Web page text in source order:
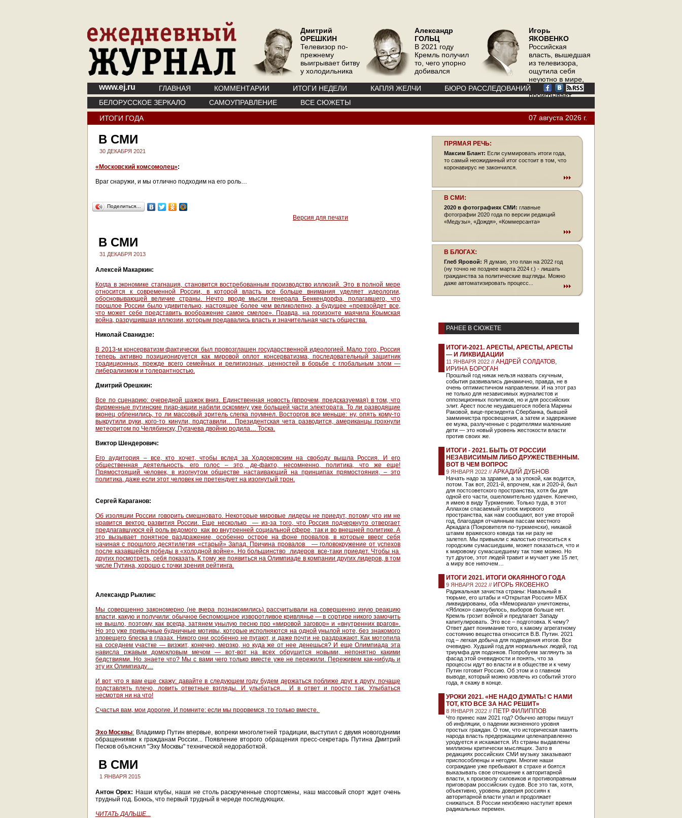
Дмитрий
ОРЕШКИН
Телевизор по-
прежнему
выигрывает битву
у холодильника
Александр
ГОЛЬЦ
В 2021 году
Кремль получил
то, чего упорно
добивался
Игорь
ЯКОВЕНКО
Российская
власть, вышедшая
из телевизора,
ощутила себя
неуютно в мире,
где телевизор
проигрывает
www.ej.ru ГЛАВНАЯ КОММЕНТАРИИ ИТОГИ НЕДЕЛИ КАПЛЯ ЖЕЛЧИ
БЮРО РАССЛЕДОВАНИЙ
БЕЛОРУССКОЕ ЗЕРКАЛО
САМОУПРАВЛЕНИЕ
ВСЕ СЮЖЕТЫ
ИТОГИ ГОДА
07 августа 2026 г.
В СМИ
30 ДЕКАБРЯ 2021
«Московский комсомолец»:
Враг снаружи, и мы отлично подходим на его роль…
Поделиться…
Версия для печати
В СМИ
31 ДЕКАБРЯ 2013
Алексей Макаркин:
Когда в экономике стагнация, становится востребованным производство иллюзий. Это в полной мере
относится к современной России, в которой власть все больше внимания уделяет идеологии,
обосновывающей величие страны. Нечто вроде мысли генерала Бенкендорфа, полагавшего, что
прошлое России было удивительно, настоящее более чем великолепно, а будущее «превзойдет все,
что может себе представить воображение самое смелое». Правда, на горизонте маячила Крымская
война, разрушившая иллюзии, которым предавались власть и значительная часть общества.
Николай Сванидзе:
В 2013-м консерватизм фактически был провозглашен государственной идеологией. Мало того, Россия
теперь активно позиционируется как мировой оплот консерватизма, последовательный защитник
традиционных, прежде всего семейных и религиозных, ценностей в борьбе с глобальным злом —
либерализмом и толерантностью.
Дмитрий Орешкин:
Все по сценарию: очередной шажок вниз. Единственная новость (впрочем, предсказуемая) в том, что
фирменные путинские пиар-акции набили оскомину уже большей части электората. То ли разводящие
вконец обленились, то ли массовый зритель слегка поумнел. Восторгов все меньше: ну, опять кому-то
выкрутили руки, кого-то кинули, подставили… Президентская чета разводится, американцы грохнули
метеоритом по Челябинску, Пугачева двойню родила… Тоска.
Виктор Шендерович:
Его аудитория – все, кто хочет, чтобы вслед за Ходорковским на свободу вышла Россия. И его
общественная деятельность, его голос – это, де-факто, несомненно, политика, что же еще!
Прямостоящий человек, в изогнутом обществе настаивающий на принципах прямостояния, – это
политика, даже если этот человек не претендует на изогнутый трон.
Сергей Караганов:
Об изоляции России говорить смешновато. Некоторые мировые лидеры не приедут, потому что им не
нравится вектор развития России. Еще несколько — из-за того, что Россия подчеркнуто отвергает
предлагавшуюся ей роль ведомого как во внутренней социальной сфере, так и во внешней политике. А
это вызывает понятное раздражение, особенно острое на фоне провалов, в которые вверг себя
начиная с прошлого десятилетия «старый» Запад. Причина провалов — головокружение от успехов
после казавшейся победы в «холодной войне». Но большинство лидеров все-таки приедет. Чтобы на
других посмотреть, себя показать. К тому же появиться на Олимпиаде в компании других лидеров, в том
числе Путина, хорошо с точки зрения рейтинга.
Александр Рыклин:
Мы совершенно закономерно (не вчера познакомились) рассчитывали на совершенно иную реакцию
власти, какую и получили: обычное беспомощное изворотливое кривлянье — в сортире никого замочить
не вышло, поэтому, как всегда, затянем унылую песню про «мировой заговор» и «внутренних врагов».
Но это уже привычные будничные мотивы, которые исполняются на одной унылой ноте, без знакомого
зловещего блеска в глазах. Никого они особенно не пугают, и даже почти не раздражают. Как мотопила
на соседнем участке — визжит, конечно, мерзко, но куда же от нее денешься? И еще Олимпиада эта
нависла ржавым домокловым мечом — вот-вот на всех обрушится новыми, непонятно какими
бедствиями. Но знаете что? Мы с вами чего только вместе уже не пережили. Переживем как-нибудь и
эту их Олимпиаду…
И вот что я вам еще скажу: давайте в следующем году будем держаться поближе друг к другу, почаще
подставлять плечо, ловить ответные взгляды. И улыбаться… И в ответ и просто так. Улыбаться
несмотря ни на что!
Счастья вам, мои дорогие. И помните: если мы прорвемся, то только вместе.
Эхо Москвы: Владимир Путин впервые, вопреки многолетней традиции, выступил с двумя новогодними
обращениями к гражданам России... Появление второго обращения пресс-секретарь Путина Дмитрий
Песков объяснил "Эху Москвы" технической недоработкой.
В СМИ
1 ЯНВАРЯ 2015
Антон Орех: Наши клубы, наши не столь раскрученные спортсмены, наш массовый спорт ждет очень
трудный год. Боюсь, что первый трудный в череде последующих.
ЧИТАТЬ ДАЛЬШЕ...
ПРЯМАЯ РЕЧЬ:
Максим Блант: Если суммировать итоги года,
то самый неожиданный итог состоит в том, что
коронавирус не закончился.
В СМИ:
2020 в фотографиях СМИ: главные
фотографии 2020 года по версии редакций
«Медузы», «Дождя», «Коммерсанта»
В БЛОГАХ:
Глеб Яровой: Я думаю, это план на 2022 год
(ну точно не позднее марта 2024 г.) - лишать
гражданства за политические вщгляды. Можно
даже автоматизировать процесс...
РАНЕЕ В СЮЖЕТЕ
ИТОГИ-2021. АРЕСТЫ, АРЕСТЫ, АРЕСТЫ
— И ЛИКВИДАЦИИ
11 ЯНВАРЯ 2022 // АНДРЕЙ СОЛДАТОВ,
ИРИНА БОРОГАН
Прошлый год никак нельзя назвать скучным,
события развивались динамично, правда, не в
очень оптимистичном направлении. И на этот раз
не только для независимых журналистов и
оппозиционных политиков, но и для российских
элит. Арест после неудавшегося побега Марины
Раковой, вице-президента Сбербанка, бывшей
замминистра просвещения, а затем и задержание
ее мужа, разлученные с родителями маленькие
дети — это новый уровень жестокости власти
против своих же.
ИТОГИ - 2021. БЫТЬ ОТ РОССИИ
НЕЗАВИСИМЫМ ЛИБО ДРУЖЕСТВЕННЫМ.
ВОТ В ЧЕМ ВОПРОС
9 ЯНВАРЯ 2022 // АРКАДИЙ ДУБНОВ
Начать надо за здравие, а за упокой, как водится,
потом. Так вот, 2021-й, впрочем, как и 2020-й, был
для постсоветского пространства, хотя бы для
одной его части, ошеломительно удачен. Конечно,
я имею в виду Туркмению. Только туда, в этот
Аллахом спасаемый уголок мирового
пространства, как нам сообщают, вот уже второй
год, благодаря отчаянным пассам местного
Аркадага (Покровителя по-туркменски), никакой
штамм вражеского ковида так ни разу не
залетел. Мы привыкли с жалостью относиться к
городским сумасшедшим, может показаться, что и
к мировому сумасшедшему так тоже можно. Но
тут другое, этот людей травит и мучает уже 15 лет,
а миру все нипочем…
ИТОГИ 2021. ИТОГИ ОКАЯННОГО ГОДА
9 ЯНВАРЯ 2022 // ИГОРЬ ЯКОВЕНКО
Радикальная зачистка страны: Навальный в
тюрьме, его штабы и «Открытая Россия» МБХ
ликвидированы, оба «Мемориала» уничтожены,
«Яблоко» самоубилось, выборов больше нет.
Кремль грозит войной и предлагает Западу
капитулировать. Это все – подготовка. К чему?
Ответ дает понимание того, к какому агрегатному
состоянию вещества относится В.В. Путин. 2021
год – легкая добыча для подведения итогов. Все
очевидно. Худший год для нормальных людей, год
триумфа для подонков. Попробуем заглянуть за
фасад этой очевидности и понять, что за
процессы идут во власти и в обществе и к чему
Путин готовит Россию. Об этом и о главном
выводе, который можно извлечь из событий этого
года, я скажу в конце.
УРОКИ 2021. «НЕ НАДО ДУМАТЬ! С НАМИ
ТОТ, КТО ВСЕ ЗА НАС РЕШИТ»
8 ЯНВАРЯ 2022 // ПЕТР ФИЛИППОВ
Что принес нам 2021 год? Обычно авторы пишут
об инфляции, о падении жизненного уровня
простых граждан. О том, что историческая память
народа власть предержащими целенаправленно
уродуется и искажается. Из страны выдавлены
миллионы критически мыслящих. Зато в
редакциях российских СМИ музыку заказывают
приспособленцы и негодяи. Многие наши
сограждане уже пребывают в страхе и боятся
выказывать свое отношение к авторитарной
власти, к произволу силовиков и противоправным
приговорам российских судов. Все это так, хотя,
объективно, уровень доверия россиян к
авторитарной власти упал и продолжает
снижаться. В России неизбежно наступит время
радикальных перемен.